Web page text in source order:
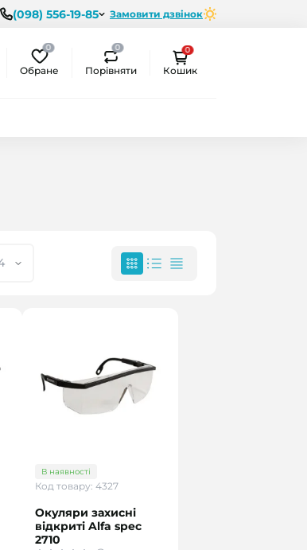
(098) 556-19-85 Замовити дзвінок
0
Обране
0
Порівняти
0
Кошик
В наявності
Код товару: 4327
Окуляри захисні
відкриті Alfa spec
2710